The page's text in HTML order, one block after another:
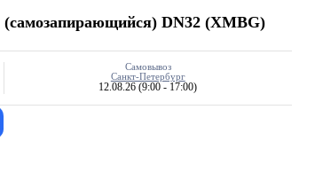
(самозапирающийся) DN32 (XMBG)
Самовывоз
Санкт-Петербург
12.08.26(9:00 - 17:00)